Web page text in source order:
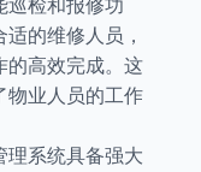
巡检和报修功
的维修人员，
的高效完成。这
物业人员的工作
理系统具备强大